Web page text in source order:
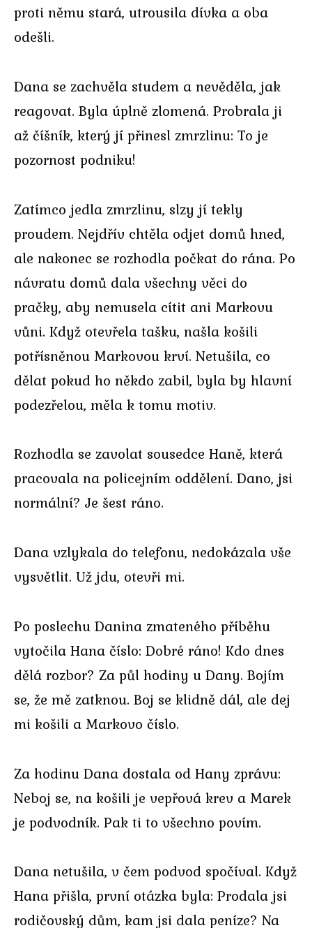
proti němu stará, utrousila dívka a oba
odešli.
Dana se zachvěla studem a nevěděla, jak
reagovat. Byla úplně zlomená. Probrala ji
až číšník, který jí přinesl zmrzlinu: To je
pozornost podniku!
Zatímco jedla zmrzlinu, slzy jí tekly
proudem. Nejdřív chtěla odjet domů hned,
ale nakonec se rozhodla počkat do rána. Po
návratu domů dala všechny věci do
pračky, aby nemusela cítit ani Markovu
vůni. Když otevřela tašku, našla košili
potřísněnou Markovou krví. Netušila, co
dělat pokud ho někdo zabil, byla by hlavní
podezřelou, měla k tomu motiv.
Rozhodla se zavolat sousedce Haně, která
pracovala na policejním oddělení. Dano, jsi
normální? Je šest ráno.
Dana vzlykala do telefonu, nedokázala vše
vysvětlit. Už jdu, otevři mi.
Po poslechu Danina zmateného příběhu
vytočila Hana číslo: Dobré ráno! Kdo dnes
dělá rozbor? Za půl hodiny u Dany. Bojím
se, že mě zatknou. Boj se klidně dál, ale dej
mi košili a Markovo číslo.
Za hodinu Dana dostala od Hany zprávu:
Neboj se, na košili je vepřová krev a Marek
je podvodník. Pak ti to všechno povím.
Dana netušila, v čem podvod spočíval. Když
Hana přišla, první otázka byla: Prodala jsi
rodičovský dům, kam jsi dala peníze? Na